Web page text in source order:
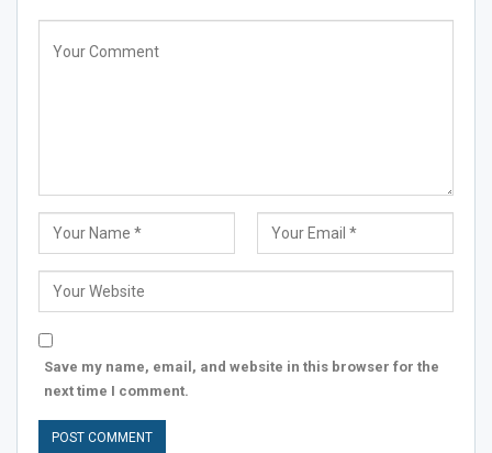
Save my name, email, and website in this browser for the
next time I comment.